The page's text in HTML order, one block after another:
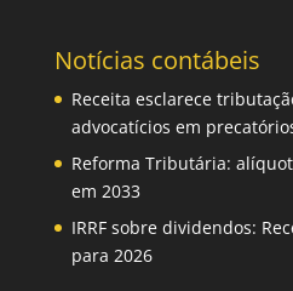
Notícias contábeis
Receita esclarece
advocatícios em
Reforma Tributária:
em 2033
IRRF sobre dividendos:
para 2026